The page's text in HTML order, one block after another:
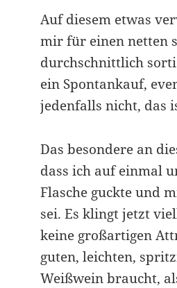
Auf diesem etwas
mir für einen netten
durchschnittlich
ein Spontankauf,
jedenfalls nicht, das
Das besondere an
dass ich auf einmal
Flasche guckte und
sei. Es klingt jetzt
keine großartigen
guten, leichten,
Weißwein braucht,